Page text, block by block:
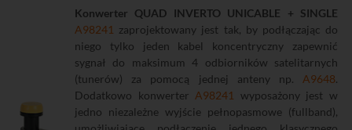
Konwerter QUAD INVERTO UNICABLE + SINGLE
A98241 zaprojektowany jest tak, by podłączając do
niego tylko jeden kabel koncentryczny zapewnić
sygnał do maksimum 4 odbiorników satelitarnych
(tunerów) za pomocą jednej anteny np. A9648.
Dodatkowo konwerter A98241
wyposażony jest w
jedno niezależne wyjście pełnopasmowe (fullband),